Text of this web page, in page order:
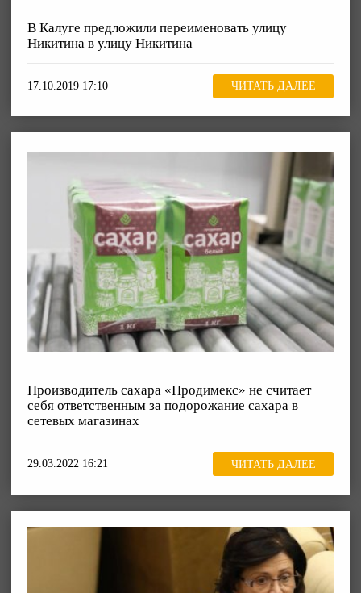
В Калуге предложили переименовать улицу
Никитина в улицу Никитина
17.10.2019 17:10 ЧИТАТЬ ДАЛЕЕ
Производитель сахара «Продимекс» не считает
себя ответственным за подорожание сахара в
сетевых магазинах
29.03.2022 16:21 ЧИТАТЬ ДАЛЕЕ